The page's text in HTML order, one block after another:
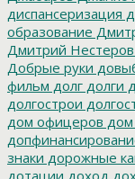
диспансеризация
образование
Дмитрий Нестеров
Добрые руки
фильм долг долги
долгострои
дом офицеров дом
знаки дорожные
дотации доход